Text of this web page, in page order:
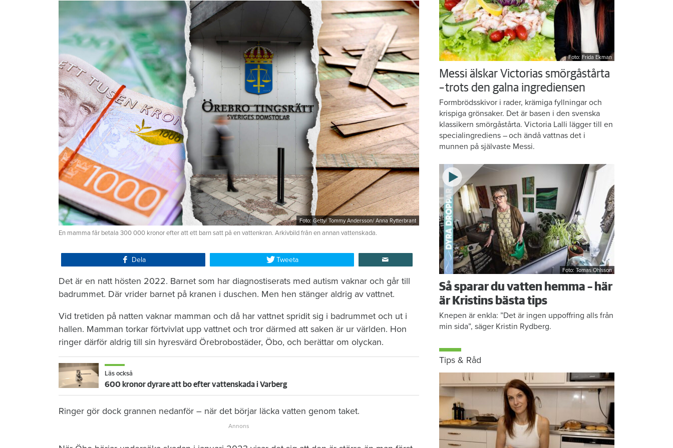
Foto: Getty/ Tommy Andersson/ Anna Rytterbrant
En mamma får betala 300 000 kronor efter att ett barn satt på en vattenkran. Arkivbild från en annan vattenskada.
Dela Tweeta
Det är en natt hösten 2022. Barnet som har diagnostiserats med autism vaknar och går till
badrummet. Där vrider barnet på kranen i duschen. Men hen stänger aldrig av vattnet.
Vid tretiden på natten vaknar mamman och då har vattnet spridit sig i badrummet och ut i
hallen. Mamman torkar förtvivlat upp vattnet och tror därmed att saken är ur världen. Hon
ringer därför aldrig till sin hyresvärd Örebrobostäder, Öbo, och berättar om olyckan.
Läs också
600 kronor dyrare att bo efter vattenskada i Varberg
Ringer gör dock grannen nedanför – när det börjar läcka vatten genom taket.
Foto: Frida Ekman
Messi älskar Victorias smörgåstårta
– trots den galna ingrediensen
Formbrödsskivor i rader, krämiga fyllningar och
krispiga grönsaker. Det är basen i den svenska
klassikern smörgåstårta. Victoria Lalli lägger till en
specialingrediens – och ändå vattnas det i
munnen på självaste Messi.
Foto: Tomas Ohlsson
Så sparar du vatten hemma – här
är Kristins bästa tips
Knepen är enkla: ”Det är ingen uppoffring alls från
min sida”, säger Kristin Rydberg.
Tips & Råd